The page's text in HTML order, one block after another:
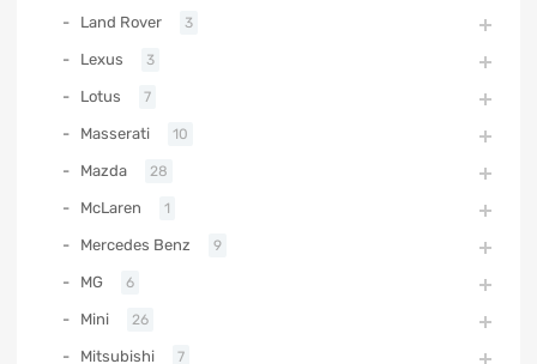
Land Rover 3
Lexus 3
Lotus 7
Masserati 10
Mazda 28
McLaren 1
Mercedes Benz 9
MG 6
Mini 26
Mitsubishi 7